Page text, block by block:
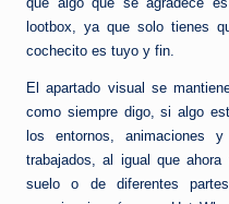
lootbox, ya que solo tienes
cochecito es tuyo y fin.
El apartado visual se
como siempre digo, si algo
los entornos, animaciones
trabajados, al igual que
suelo o de diferentes